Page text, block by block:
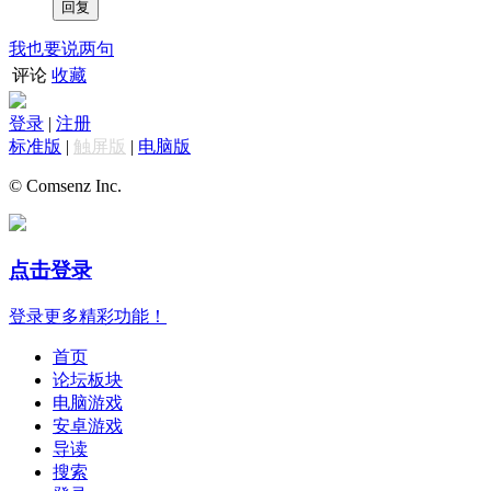
我也要说两句
评论 收藏
登录 | 注册
标准版 | 触屏版 | 电脑版
© Comsenz Inc.
点击登录
登录更多精彩功能！
首页
论坛板块
电脑游戏
安卓游戏
导读
搜索